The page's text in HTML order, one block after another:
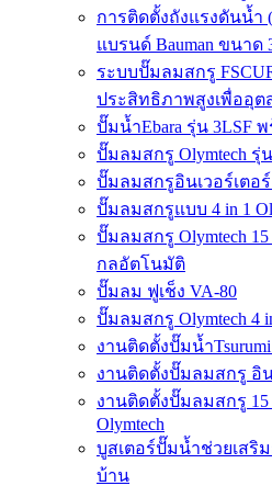
การติดตั้งถังแรงดันน้ำ
แบรนด์ Bauman ขนาด
ระบบปั๊มลมสกรู
ประสิทธิภาพสูงเพื่ออุ
ปั๊มน้ำEbara รุ่น 3LSF
ปั๊มลมสกรู Olymtech รุ่น
ปั๊มลมสกรูอินเวอร์เตอร์
ปั๊มลมสกรูแบบ 4 in 1
ปั๊มลมสกรู Olymtech
กลอัตโนมัติ
ปั๊มลม ฟูเช็ง VA-80
ปั๊มลมสกรู Olymtech 4
งานติดตั้งปั๊มน้ำ
งานติดตั้งปั๊มลมสกรู อิน
งานติดตั้งปั๊มลมสกรู 15
Olymtech
บูสเตอร์ปั๊มน้ำช่วยเสริ
บ้าน